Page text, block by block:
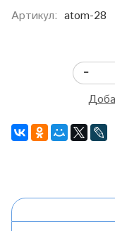
Артикул: atom-28